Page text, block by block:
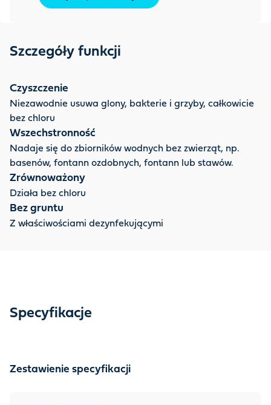
Szczegóły funkcji
Czyszczenie
Niezawodnie usuwa glony, bakterie i grzyby, całkowicie
bez chloru
Wszechstronność
Nadaje się do zbiorników wodnych bez zwierząt, np.
basenów, fontann ozdobnych, fontann lub stawów.
Zrównoważony
Działa bez chloru
Bez gruntu
Z właściwościami dezynfekującymi
Specyfikacje
Zestawienie specyfikacji